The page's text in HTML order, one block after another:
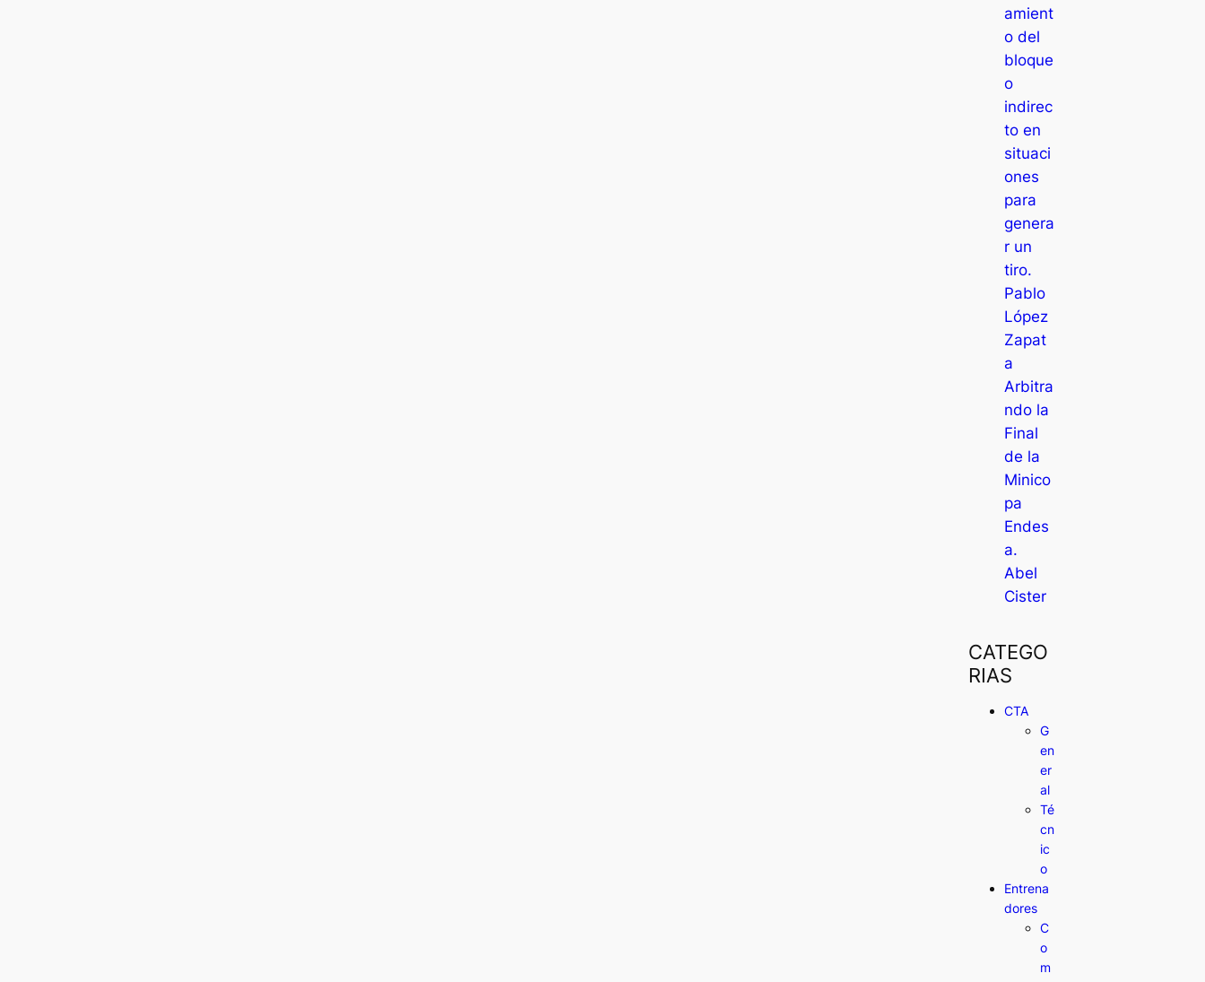
amient
o del
bloque
o
indirec
to en
situaci
ones
para
genera
r un
tiro.
Pablo
López
Zapat
a
Arbitra
ndo la
Final
de la
Minico
pa
Endes
a.
Abel
Cister
CATEGO
RIAS
CTA
G
en
er
al
Té
cn
ic
o
Entrena
dores
C
o
m